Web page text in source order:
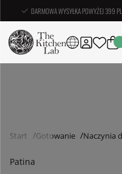
DARMOWA WYSYŁKA POWYŻEJ 399
Start Gotowanie Naczynia
Patina